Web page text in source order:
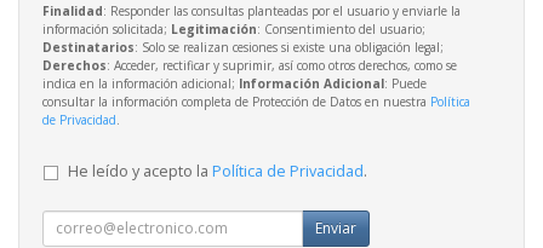
Finalidad: Responder las consultas planteadas por el usuario y enviarle la
información solicitada; Legitimación: Consentimiento del usuario;
Destinatarios: Solo se realizan cesiones si existe una obligación legal;
Derechos: Acceder, rectificar y suprimir, así como otros derechos, como se
indica en la información adicional; Información Adicional: Puede
consultar la información completa de Protección de Datos en nuestra Política
de Privacidad
He leído y acepto la Política de Privacidad.
Enviar